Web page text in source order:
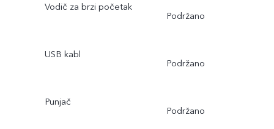
Vodič za brzi početak
Podržano
USB kabl
Podržano
Punjač
Podržano